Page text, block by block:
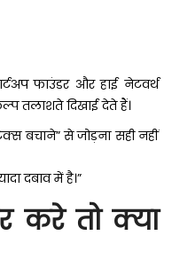
फाउंडर और हाई नेटवर्थ
तलाशते दिखाई देते हैं।
बचाने” से जोड़ना सही नहीं
दबाव में है।”
तो क्या